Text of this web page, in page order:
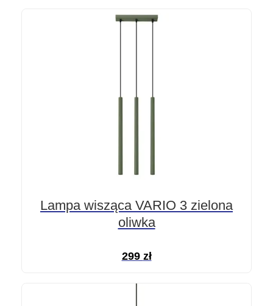
Lampa wisząca VARIO 3 zielona
oliwka
299 zł